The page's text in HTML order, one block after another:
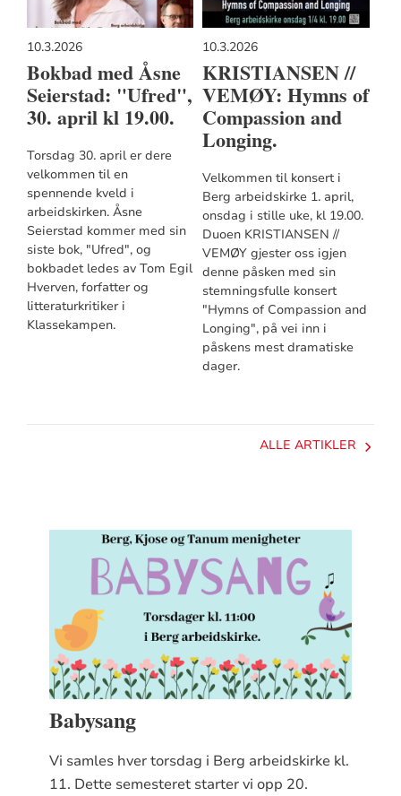
10.3.2026
Bokbad med Åsne
Seierstad: "Ufred",
30. april kl 19.00.
Torsdag 30. april er dere
velkommen til en
spennende kveld i
arbeidskirken. Åsne
Seierstad kommer med sin
siste bok, "Ufred", og
bokbadet ledes av Tom Egil
Hverven, forfatter og
litteraturkritiker i
Klassekampen.
10.3.2026
KRISTIANSEN //
VEMØY: Hymns of
Compassion and
Longing.
Velkommen til konsert i
Berg arbeidskirke 1. april,
onsdag i stille uke, kl 19.00.
Duoen KRISTIANSEN //
VEMØY gjester oss igjen
denne påsken med sin
stemningsfulle konsert
"Hymns of Compassion and
Longing", på vei inn i
påskens mest dramatiske
dager.
ALLE ARTIKLER
Babysang
Vi samles hver torsdag i Berg arbeidskirke kl.
11. Dette semesteret starter vi opp 20.